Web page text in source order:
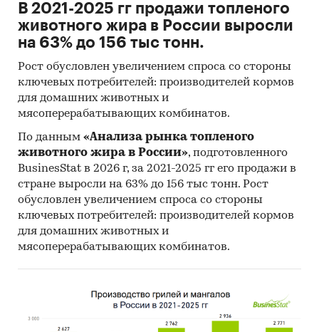
Промышленность / Промышленное
оборудование / Гидравлические установки
Россия
Гидрораспределители
В 2021-2025 гг продажи топленого
животного жира в России выросли
на 63% до 156 тыс тонн.
Рост обусловлен увеличением спроса со стороны
ключевых потребителей: производителей кормов
для домашних животных и
мясоперерабатывающих комбинатов.
По данным «Анализа рынка топленого
животного жира в России», подготовленного
BusinesStat в 2026 г, за 2021-2025 гг его продажи в
стране выросли на 63% до 156 тыс тонн. Рост
обусловлен увеличением спроса со стороны
ключевых потребителей: производителей кормов
для домашних животных и
мясоперерабатывающих комбинатов.